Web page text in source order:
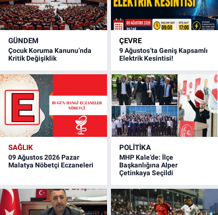
GÜNDEM
Çocuk Koruma Kanunu’nda
Kritik Değişiklik
ÇEVRE
9 Ağustos’ta Geniş Kapsamlı
Elektrik Kesintisi!
SAĞLIK
09 Ağustos 2026 Pazar
Malatya Nöbetçi Eczaneleri
POLITIKA
MHP Kale’de: İlçe
Başkanlığına Alper
Çetinkaya Seçildi